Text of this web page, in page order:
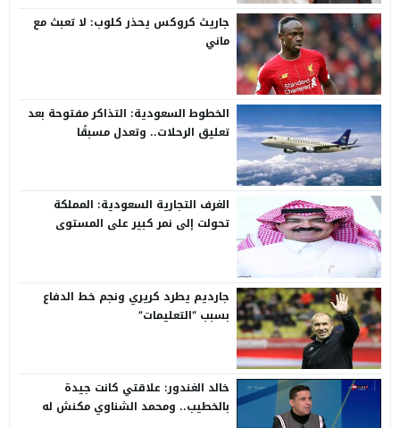
جاريث كروكس يحذر كلوب: لا تعبث مع
ماني
الخطوط السعودية: التذاكر مفتوحة بعد
تعليق الرحلات.. وتعدل مسبقًا
الغرف التجارية السعودية: المملكة
تحولت إلى نمر كبير على المستوى
جارديم يطرد كريري ونجم خط الدفاع
بسبب “التعليمات”
خالد الغندور: علاقتي كانت جيدة
بالخطيب.. ومحمد الشناوي مكنش له